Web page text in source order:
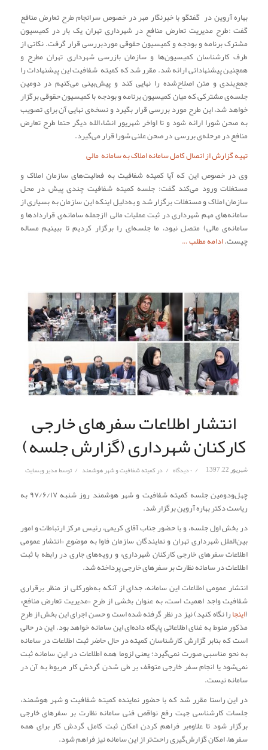
بهاره آروین در گفتگو با خبرنگار مهر در خصوص سرانجام طرح تعارض منافع
گفت :طرح مدیریت تعارض منافع در شهرداری تهران یک بار در کمیسیون
مشترک برنامه و بودجه و کمیسیون حقوقی موردبررسی قرار گرفت. نکاتی از
طرف کارشناسان کمیسیون‌ها و سازمان بازرسی شهرداری تهران مطرح و
همچنین پیشنهاداتی ارائه شد. مقرر شد که کمیته‌ شفافیت این پیشنهادات را
جمع‌بندی و متن اصلاح‌شده را نهایی کند و پیش‌بینی می‌کنیم در دومین
جلسه‌ی مشترکی که میان کمیسیون برنامه و بودجه با کمیسیون حقوقی برگزار
خواهد شد، این طرح مورد بررسی قرار بگیرد و نسخه‌ی نهایی آن برای تصویب
به صحن شورا ارائه شود و تا اواخر شهریور انشاءالله دیگر حتما طرح تعارض
منافع در مرحله‌ی بررسی در صحن علنی شورا قرار می‌گیرد.
تهیه گزارش از اتصال کامل سامانه‌ املاک به سامانه‌ مالی
وی در خصوص این که آیا کمیته شفافیت به فعالیت‌های سازمان املاک و
مستغلات ورود می‌کند گفت: جلسه کمیته شفافیت چندی پیش در محل
سازمان املاک و مستغلات برگزار شد و به‌دلیل اینکه این سازمان به بسیاری از
سامانه‌های مهم شهرداری در ثبت عملیات مالی (ازجمله سامانه‌ی قراردادها و
سامانه‌ی مالی) متصل نبود، ما جلسه‌ای را برگزار کردیم تا ببینیم مساله
چیست.ادامه مطلب …
انتشار اطلاعات سفرهای خارجی
کارکنان شهرداری (گزارش جلسه)
شهریور 22, 1397 / ۰ دیدگاه / درکمیته شفافیت و شهر هوشمند / توسطمدیر وبسایت
چهل‌ودومین جلسه کمیته شفافیت و شهر هوشمند روز شنبه ۹۷/۶/۱۷ به
ریاست دکتر بهاره آروین برگزار شد.
در بخش اول جلسه، و با حضور جناب آقای کریمی، رئیس مرکز ارتباطات و امور
بین‌الملل شهرداری تهران و نمایندگان سازمان فاوا به موضوع «انتشار عمومی
اطلاعات سفرهای خارجی کارکنان شهرداری» و رویه‌های جاری در رابطه با ثبت
اطلاعات در سامانه نظارت بر سفرهای خارجی پرداخته شد.
انتشار عمومی اطلاعات این سامانه، جدای از آنکه به‌طورکلی از منظر برقراری
شفافیت واجد اهمیت است، به عنوان بخشی از طرح «مدیریت تعارض منافع»
(اینجارا نگاه کنید) نیز در نظر گرفته شده است و حسن اجرای این بخش از طرح
مذکور منوط به غنای اطلاعاتی پایگاه داده‌ای این سامانه خواهد بود. این در حالی
است که بنابر گزارش کارشناسان کمیته در حال حاضر ثبت اطلاعات در سامانه
به نحو مناسبی صورت نمی‌گیرد؛ یعنی لزوما همه اطلاعات در این سامانه ثبت
نمی‌شود یا انجام سفر خارجی متوقف بر طی شدن گردش کار مربوط به آن در
سامانه نیست.
در این راستا مقرر شد که با حضور نماینده کمیته شفافیت و شهر هوشمند،
جلسات کارشناسی جهت رفع نواقص فنی سامانه نظارت بر سفرهای خارجی
برگزار شود تا علاوه‌بر فراهم کردن امکان ثبت کامل گردش کار برای همه
سفرها، امکان گزارش‌گیری راحت‌تر از این سامانه نیز فراهم شود.